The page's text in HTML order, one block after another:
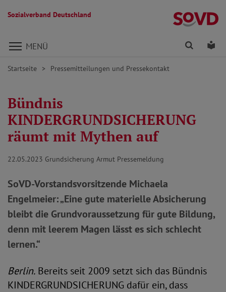
Sozialverband Deutschland
Direkt zu den Inhalten springen
MENÜ Finden
Startseite Pressemitteilungen und Pressekontakt
Bündnis
KINDERGRUNDSICHERUNG
räumt mit Mythen auf
22.05.2023 Grundsicherung Armut Pressemeldung
SoVD-Vorstandsvorsitzende Michaela
Engelmeier: „Eine gute materielle Absicherung
bleibt die Grundvoraussetzung für gute Bildung,
denn mit leerem Magen lässt es sich schlecht
lernen.“
Berlin. Bereits seit 2009 setzt sich das Bündnis
KINDERGRUNDSICHERUNG dafür ein, dass